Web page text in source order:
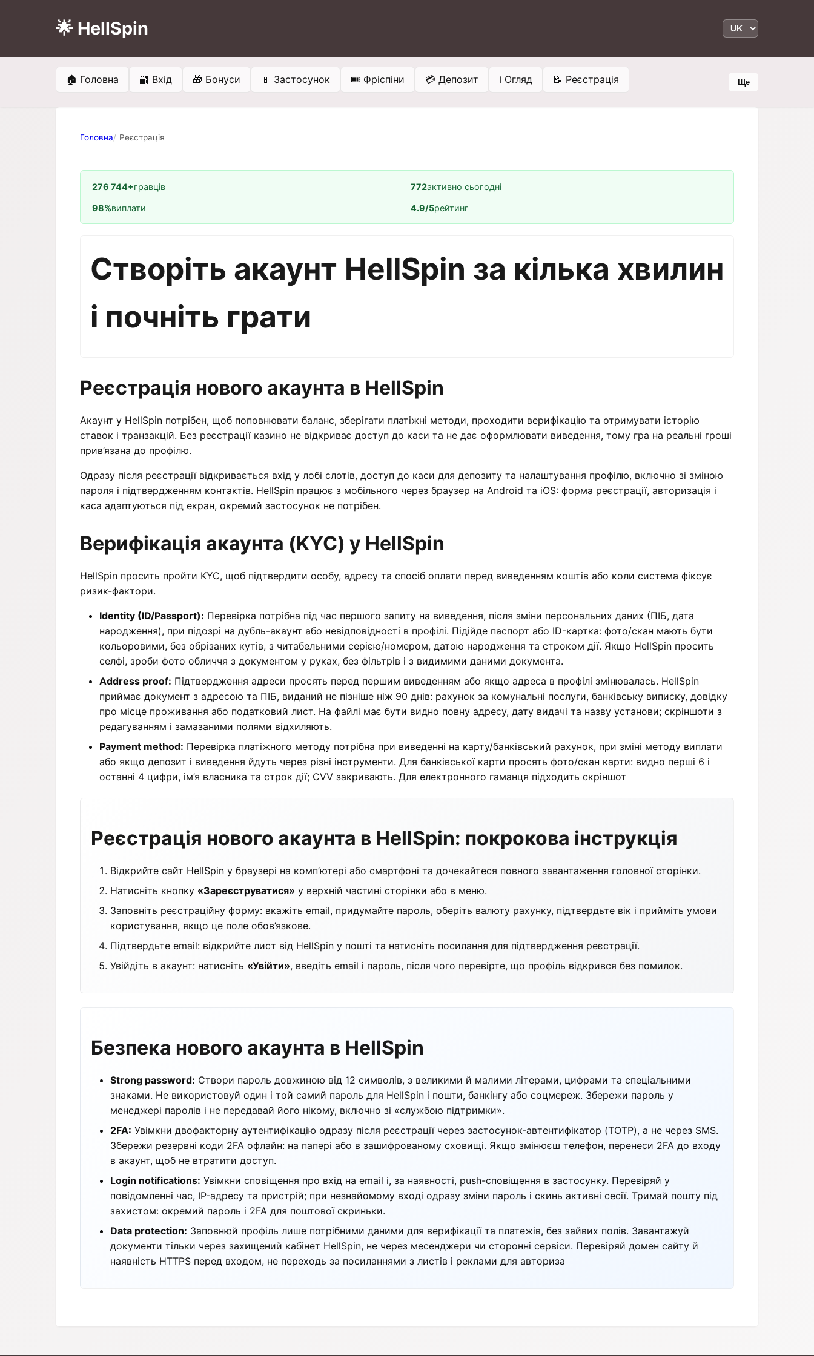
🌟 HellSpin
🏠 Головна 🔐 Вхід 🎁 Бонуси 📱 Застосунок 🎟️ Фріспіни 💳 Депозит ℹ️ Огляд 📝 Реєстрація Ще
Головна Реєстрація
276 744+гравців 772активно сьогодні
98%виплати 4.9/5рейтинг
Створіть акаунт HellSpin за кілька хвилин
і почніть грати
Реєстрація нового акаунта в HellSpin
Акаунт у HellSpin потрібен, щоб поповнювати баланс, зберігати платіжні методи, проходити верифікацію та отримувати історію
ставок і транзакцій. Без реєстрації казино не відкриває доступ до каси та не дає оформлювати виведення, тому гра на реальні гроші
прив’язана до профілю.
Одразу після реєстрації відкривається вхід у лобі слотів, доступ до каси для депозиту та налаштування профілю, включно зі зміною
пароля і підтвердженням контактів. HellSpin працює з мобільного через браузер на Android та iOS: форма реєстрації, авторизація і
каса адаптуються під екран, окремий застосунок не потрібен.
Верифікація акаунта (KYC) у HellSpin
HellSpin просить пройти KYC, щоб підтвердити особу, адресу та спосіб оплати перед виведенням коштів або коли система фіксує
ризик-фактори.
Identity (ID/Passport): Перевірка потрібна під час першого запиту на виведення, після зміни персональних даних (ПІБ, дата
народження), при підозрі на дубль-акаунт або невідповідності в профілі. Підійде паспорт або ID-картка: фото/скан мають бути
кольоровими, без обрізаних кутів, з читабельними серією/номером, датою народження та строком дії. Якщо HellSpin просить
селфі, зроби фото обличчя з документом у руках, без фільтрів і з видимими даними документа.
Address proof: Підтвердження адреси просять перед першим виведенням або якщо адреса в профілі змінювалась. HellSpin
приймає документ з адресою та ПІБ, виданий не пізніше ніж 90 днів: рахунок за комунальні послуги, банківську виписку, довідку
про місце проживання або податковий лист. На файлі має бути видно повну адресу, дату видачі та назву установи; скріншоти з
редагуванням і замазаними полями відхиляють.
Payment method: Перевірка платіжного методу потрібна при виведенні на карту/банківський рахунок, при зміні методу виплати
або якщо депозит і виведення йдуть через різні інструменти. Для банківської карти просять фото/скан карти: видно перші 6 і
останні 4 цифри, ім’я власника та строк дії; CVV закривають. Для електронного гаманця підходить скріншот
Реєстрація нового акаунта в HellSpin: покрокова інструкція
Відкрийте сайт HellSpin у браузері на комп’ютері або смартфоні та дочекайтеся повного завантаження головної сторінки.
Натисніть кнопку «Зареєструватися» у верхній частині сторінки або в меню.
Заповніть реєстраційну форму: вкажіть email, придумайте пароль, оберіть валюту рахунку, підтвердьте вік і прийміть умови
користування, якщо це поле обов’язкове.
Підтвердьте email: відкрийте лист від HellSpin у пошті та натисніть посилання для підтвердження реєстрації.
Увійдіть в акаунт: натисніть «Увійти», введіть email і пароль, після чого перевірте, що профіль відкрився без помилок.
Безпека нового акаунта в HellSpin
Strong password: Створи пароль довжиною від 12 символів, з великими й малими літерами, цифрами та спеціальними
знаками. Не використовуй один і той самий пароль для HellSpin і пошти, банкінгу або соцмереж. Збережи пароль у
менеджері паролів і не передавай його нікому, включно зі «службою підтримки».
2FA: Увімкни двофакторну аутентифікацію одразу після реєстрації через застосунок-автентифікатор (TOTP), а не через SMS.
Збережи резервні коди 2FA офлайн: на папері або в зашифрованому сховищі. Якщо змінюєш телефон, перенеси 2FA до входу
в акаунт, щоб не втратити доступ.
Login notifications: Увімкни сповіщення про вхід на email і, за наявності, push-сповіщення в застосунку. Перевіряй у
повідомленні час, IP-адресу та пристрій; при незнайомому вході одразу зміни пароль і скинь активні сесії. Тримай пошту під
захистом: окремий пароль і 2FA для поштової скриньки.
Data protection: Заповнюй профіль лише потрібними даними для верифікації та платежів, без зайвих полів. Завантажуй
документи тільки через захищений кабінет HellSpin, не через месенджери чи сторонні сервіси. Перевіряй домен сайту й
наявність HTTPS перед входом, не переходь за посиланнями з листів і реклами для авториза